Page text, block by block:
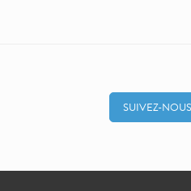
SUIVEZ-NOUS